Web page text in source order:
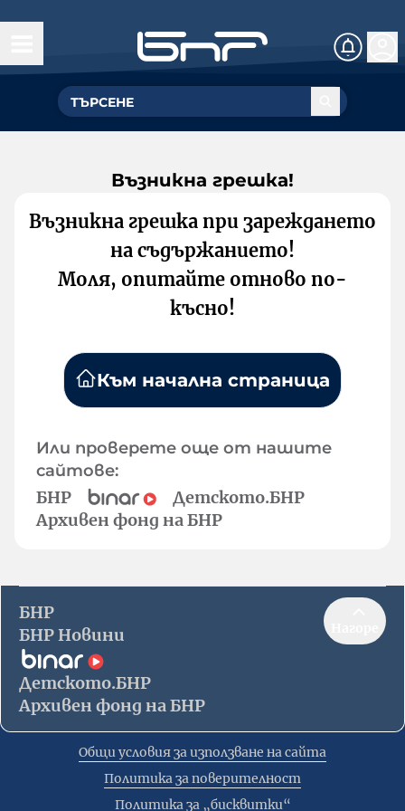
Възникна грешка!
Възникна грешка при зареждането
на съдържанието!
Моля, опитайте отново по-
късно!
Към начална страница
Или проверете още от нашите
сайтове:
БНР
Детското.БНР
Архивен фонд на БНР
БНР
БНР Новини
Детското.БНР
Архивен фонд на БНР
Общи условия за използване на сайта
Политика за поверителност
Политика за „бисквитки“